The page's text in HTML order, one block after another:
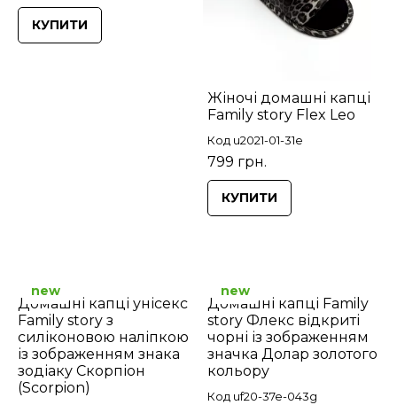
КУПИТИ
Жіночі домашні капці
Family story Flex Leo
Код u2021-01-31e
799 грн.
КУПИТИ
Домашні капці унісекс
Family story з
силіконовою наліпкою
із зображенням знака
зодіаку Скорпіон
(Scorpion)
new
Домашні капці Family
story Флекс відкриті
чорні із зображенням
значка Долар золотого
кольору
Код uf20-37e-043g
new